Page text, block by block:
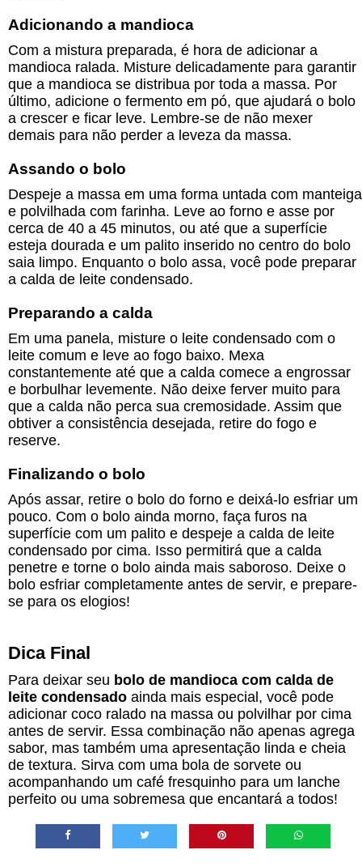
Adicionando a mandioca
Com a mistura preparada, é hora de adicionar a
mandioca ralada. Misture delicadamente para garantir
que a mandioca se distribua por toda a massa. Por
último, adicione o fermento em pó, que ajudará o bolo
a crescer e ficar leve. Lembre-se de não mexer
demais para não perder a leveza da massa.
Assando o bolo
Despeje a massa em uma forma untada com manteiga
e polvilhada com farinha. Leve ao forno e asse por
cerca de 40 a 45 minutos, ou até que a superfície
esteja dourada e um palito inserido no centro do bolo
saia limpo. Enquanto o bolo assa, você pode preparar
a calda de leite condensado.
Preparando a calda
Em uma panela, misture o leite condensado com o
leite comum e leve ao fogo baixo. Mexa
constantemente até que a calda comece a engrossar
e borbulhar levemente. Não deixe ferver muito para
que a calda não perca sua cremosidade. Assim que
obtiver a consistência desejada, retire do fogo e
reserve.
Finalizando o bolo
Após assar, retire o bolo do forno e deixá-lo esfriar um
pouco. Com o bolo ainda morno, faça furos na
superfície com um palito e despeje a calda de leite
condensado por cima. Isso permitirá que a calda
penetre e torne o bolo ainda mais saboroso. Deixe o
bolo esfriar completamente antes de servir, e prepare-
se para os elogios!
Dica Final
Para deixar seu bolo de mandioca com calda de
leite condensado ainda mais especial, você pode
adicionar coco ralado na massa ou polvilhar por cima
antes de servir. Essa combinação não apenas agrega
sabor, mas também uma apresentação linda e cheia
de textura. Sirva com uma bola de sorvete ou
acompanhando um café fresquinho para um lanche
perfeito ou uma sobremesa que encantará a todos!